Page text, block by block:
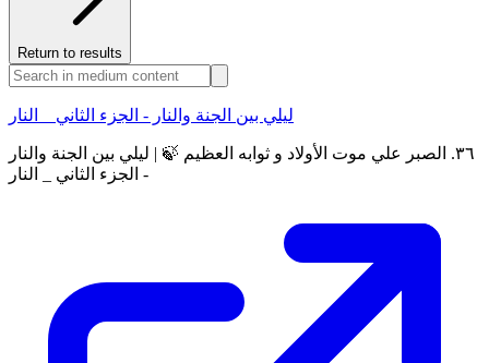
Return to results
ليلي بين الجنة والنار - الجزء الثاني _ النار
٣٦. الصبر علي موت الأولاد و ثوابه العظيم 🍃 | ليلي بين الجنة والنار
- الجزء الثاني _ النار